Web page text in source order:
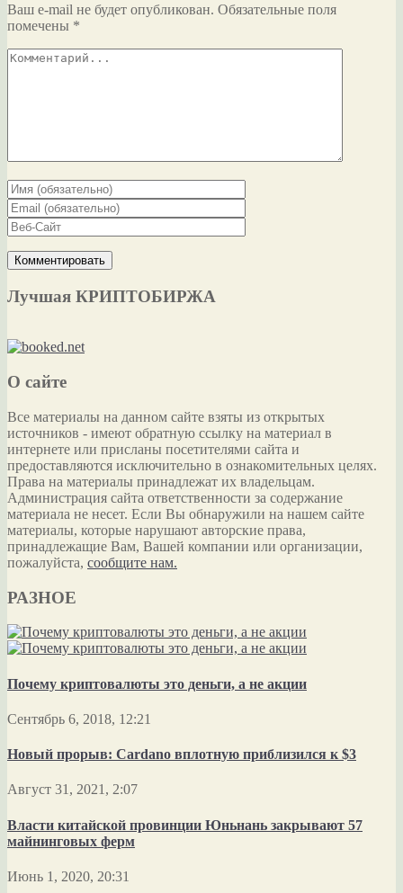
Ваш e-mail не будет опубликован. Обязательные поля
помечены *
Лучшая КРИПТОБИРЖА
О сайте
Все материалы на данном сайте взяты из открытых
источников - имеют обратную ссылку на материал в
интернете или присланы посетителями сайта и
предоставляются исключительно в ознакомительных целях.
Права на материалы принадлежат их владельцам.
Администрация сайта ответственности за содержание
материала не несет. Если Вы обнаружили на нашем сайте
материалы, которые нарушают авторские права,
принадлежащие Вам, Вашей компании или организации,
пожалуйста, сообщите нам.
РАЗНОЕ
Почему криптовалюты это деньги, а не акции
Сентябрь 6, 2018, 12:21
Новый прорыв: Cardano вплотную приблизился к $3
Август 31, 2021, 2:07
Власти китайской провинции Юньнань закрывают 57
майнинговых ферм
Июнь 1, 2020, 20:31